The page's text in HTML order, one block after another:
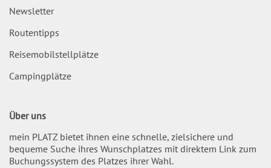
Newsletter
Routentipps
Reisemobilstellplätze
Campingplätze
Über uns
mein PLATZ bietet ihnen eine schnelle, zielsichere und
bequeme Suche ihres Wunschplatzes mit direktem Link zum
Buchungssystem des Platzes ihrer Wahl.